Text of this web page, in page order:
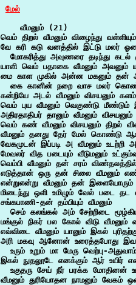
மேல்
    வீமனும் (21)
வெம் திறல் வீமனும் விழைந்து
வே கரி கடு வனத்தில் இட்டு மலர்
மோகரித்து அவுணரை தடிந்து கடல்
யாளி வெம் பதாகை வீமனும் அவனும்
மை காள முகில் அன்ன மகனும் தன்
கை கானின் நறை வாச மலர்
கன்றியே அடல் வீமனும் விசயனும்
வெம் புய வீமனும் வெகுண்டு மீண்டும்
அதிரதாதிபர் தானும் வீமனும்
வெம் கண் வீமனும் விசயனும் திறல்
வீமனும் தனது தேர் மேல் கொண்டு
வேகமுடன் இப்படி அ வீமனும் உடற்றி
மேவலர் வித படையும் வீடுமனும்
வெம்பி வீமனும் தன் சரம்
எடுத்தான் ஒரு தன் சிலை வீமனும்
என்றுஎன்று வீமனும் தன்
மிடைந்து ஒளி உமிழும் வேல் படை
சங்கபாணி-தன் தம்பியும் வீமனும்
செம் கலங்கல் அம் சேற்றிடை
மங்குல் நிகர் பல கோல் விடு
எவ்விடை வீமனும் யானும் இகல்
அரி மகவு ஆனோன் உரைத்தபோது
உரும் உறும் மா மேரு வெற்பு-
இகல் நுதலூடே எனக்கும் ஆர் உயிர்
உகுதரு சேய் நீர் பரக்க மோதினன்
வீமனும் துரியோதன நாமனும் வேகம்